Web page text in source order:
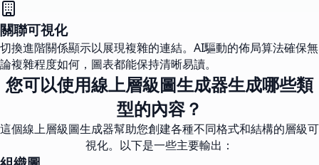
關聯可視化
切換進階關係顯示以展現複雜的連結。AI驅動的佈局算法確保無
論複雜程度如何，圖表都能保持清晰易讀。
您可以使用線上層級圖生成器生成哪些類
型的內容？
這個線上層級圖生成器幫助您創建各種不同格式和結構的層級可
視化。以下是一些主要輸出：